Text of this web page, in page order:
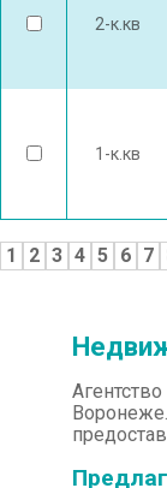
2-к.кв
1-к.кв
1 2 3 4 5 6 7